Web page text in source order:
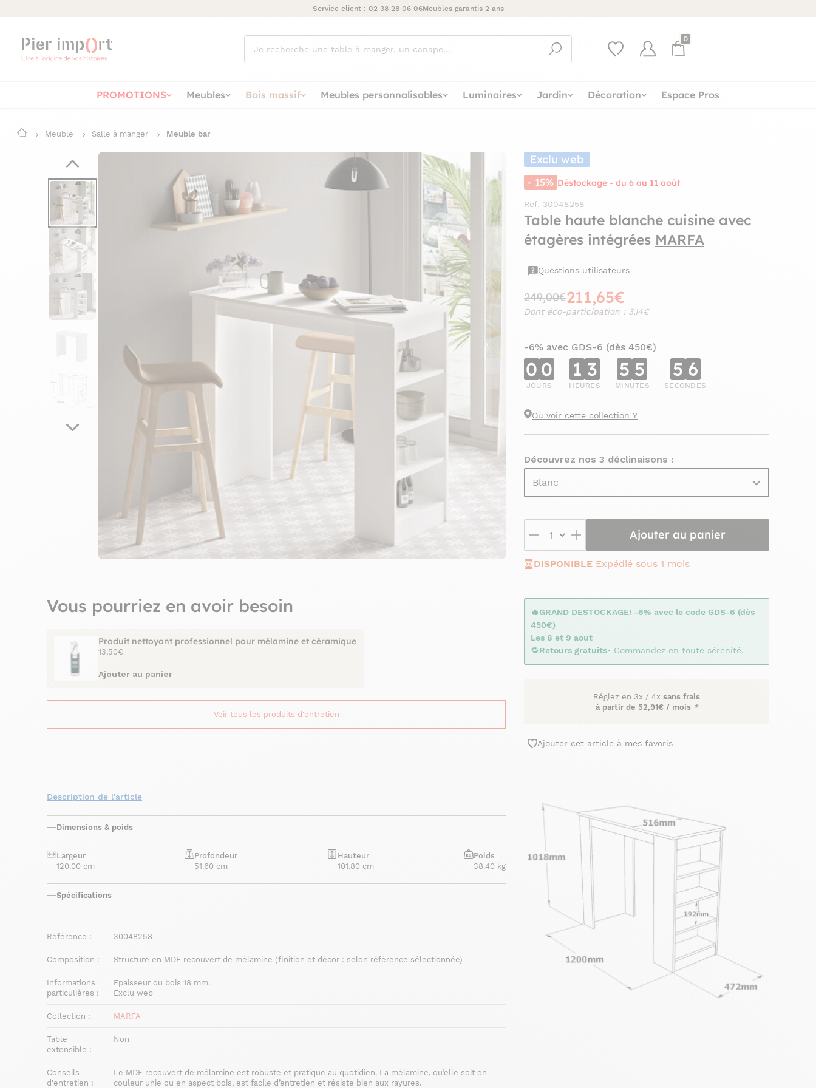
Service client : 02 38 28 06 06Meubles garantis 2 ans
cherchez
vous ?
0
PROMOTIONS Meubles Bois massif Meubles personnalisables Luminaires Jardin Décoration Espace Pros
Meuble Salle à manger Meuble bar
Exclu web
- 15% Déstockage - du 6 au 11 août
Ref. 30048258
Table haute blanche cuisine avec
étagères intégrées MARFA
Questions utilisateurs
249,00€211,65€
Dont éco-participation : 3,14€
-6% avec GDS-6 (dès 450€)
0 0
JOURS
1 3
HEURES
5 5
MINUTES
5 4
SECONDES
Où voir cette collection ?
Découvrez nos 3 déclinaisons :
Blanc
Ajouter au panier
DISPONIBLE Expédié sous 1 mois
🔥GRAND DESTOCKAGE! -6% avec le code GDS-6 (dès
450€)
Les 8 et 9 aout
🔁Retours gratuits• Commandez en toute sérénité.
Réglez en 3x / 4x sans frais
à partir de 52,91€ / mois *
Ajouter cet article à mes favoris
Vous pourriez en avoir besoin
Produit nettoyant professionnel pour mélamine et céramique
13,50€
Ajouter au panier
Voir tous les produits d'entretien
Description de l'article
Dimensions & poids
Largeur
120.00 cm
Profondeur
51.60 cm
Hauteur
101.80 cm
Poids
38.40 kg
Spécifications
Référence : 30048258
Composition : Structure en MDF recouvert de mélamine (finition et décor : selon référence sélectionnée)
Informations
particulières :
Epaisseur du bois 18 mm.
Exclu web
Collection : MARFA
Table
extensible :
Non
Conseils
d'entretien :
Le MDF recouvert de mélamine est robuste et pratique au quotidien. La mélamine, qu’elle soit en
couleur unie ou en aspect bois, est facile d’entretien et résiste bien aux rayures.